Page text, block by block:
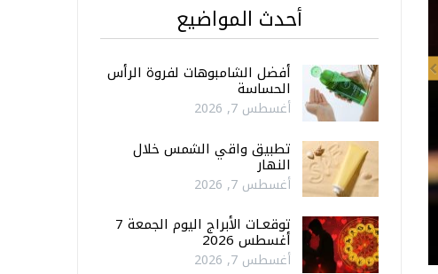
أحدث المواضيع
أفضل الشامبوهات لفروة الرأس
الحساسة
أغسطس 7, 2026
تطبيق واقي الشمس خلال
النهار
أغسطس 7, 2026
توقعـات الأبراج اليوم الجمعة 7
أغسطس 2026
أغسطس 7, 2026